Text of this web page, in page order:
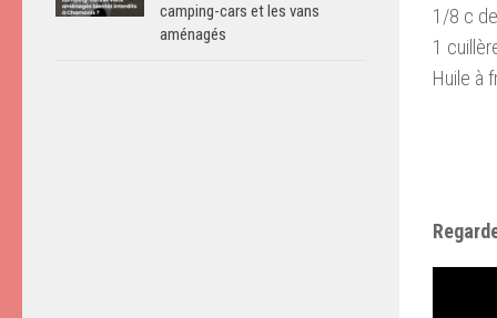
1/8 c
1
Huile à
camping-cars et les vans
aménagés